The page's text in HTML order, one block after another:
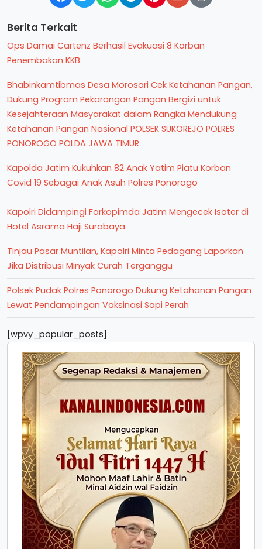
Berita Terkait
Ops Damai Cartenz Berhasil Evakuasi 8 Korban
Penembakan KKB
Bhabinkamtibmas Desa Morosari Cek Ketahanan Pangan,
Dukung Program Pekarangan Pangan Bergizi untuk
Kesejahteraan Masyarakat dalam Rangka Mendukung
Ketahanan Pangan Nasional POLSEK SUKOREJO POLRES
PONOROGO POLDA JAWA TIMUR
Kapolda Jatim Kukuhkan 82 Anak Yatim Piatu Korban
Covid 19 Sebagai Anak Asuh Polres Ponorogo
Kapolri Didampingi Forkopimda Jatim Mengecek Isoter di
Hotel Asrama Haji Surabaya
Tinjau Pasar Muntilan, Kapolri Minta Pedagang Laporkan
Jika Distribusi Minyak Curah Terganggu
Polsek Pudak Polres Ponorogo Dukung Ketahanan Pangan
Lewat Pendampingan Vaksinasi Sapi Perah
[wpvy_popular_posts]